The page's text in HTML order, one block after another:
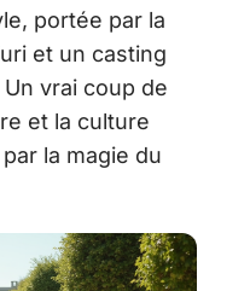
portée par la
et un casting
vrai coup de
et la culture
la magie du